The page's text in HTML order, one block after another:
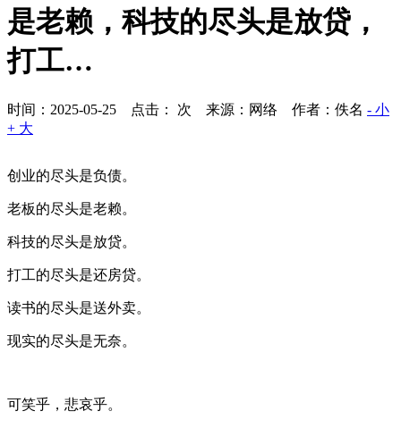
是老赖，科技的尽头是放贷，
打工…
时间：2025-05-25 点击： 次 来源：网络 作者：佚名 - 小
+ 大
创业的尽头是负债。
老板的尽头是老赖。
科技的尽头是放贷。
打工的尽头是还房贷。
读书的尽头是送外卖。
现实的尽头是无奈。
可笑乎，悲哀乎。